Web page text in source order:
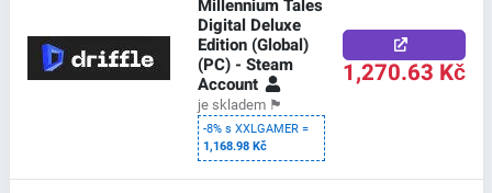
Millennium Tales
Digital Deluxe
Edition (Global)
(PC) - Steam
Account
je skladem 🏴
-8% s XXLGAMER =
1,168.98 Kč
1,270.63 Kč